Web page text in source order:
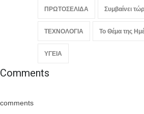
ΠΡΩΤΟΣΕΛΙΔΑ Συμβαίνει
ΤΕΧΝΟΛΟΓΙΑ Το Θέμα της
ΥΓΕΙΑ
Comments
comments